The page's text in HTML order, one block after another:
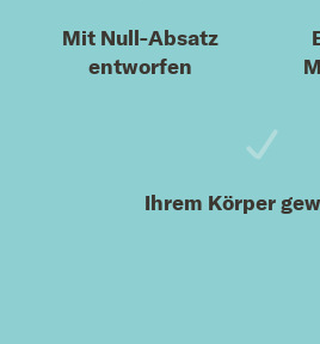
Mit Null-Absatz
entworfen
Ihrem Körper